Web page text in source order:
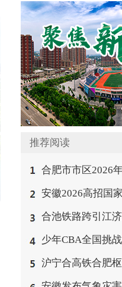
推荐阅读
合肥市市区2026
安徽2026高招国
合池铁路跨引江
少年CBA全国挑
沪宁合高铁合肥